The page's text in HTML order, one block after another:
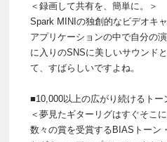
＜録画して共有を、簡単に。＞
Spark MINIの独創的なビデオキ
アプリケーションの中で自分の
に入りのSNSに美しいサウンド
て、すばらしいですよね。
■10,000以上の広がり続けるトー
＜夢見たギターリグはすぐそこ
数々の賞を受賞するBIASトーン